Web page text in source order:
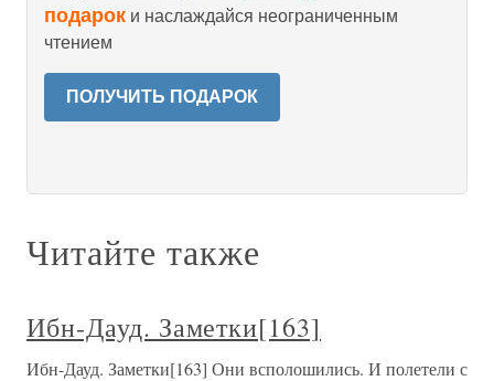
подарок и наслаждайся неограниченным
чтением
ПОЛУЧИТЬ ПОДАРОК
Читайте также
Ибн-Дауд. Заметки[163]
Ибн-Дауд. Заметки[163] Они всполошились. И полетели с